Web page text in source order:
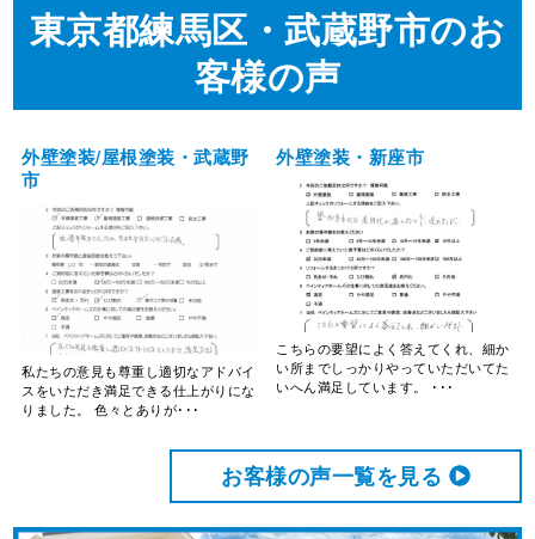
東京都練馬区・武蔵野市のお
客様の声
外壁塗装/屋根塗装・武蔵野
市
私たちの意見も尊重し適切なアドバイ
スをいただき満足できる仕上がりにな
りました。 色々とありが･･･
外壁塗装・新座市
こちらの要望によく答えてくれ、細か
い所までしっかりやっていただいてた
いへん満足しています。 ･･･
お客様の声⼀覧を⾒る